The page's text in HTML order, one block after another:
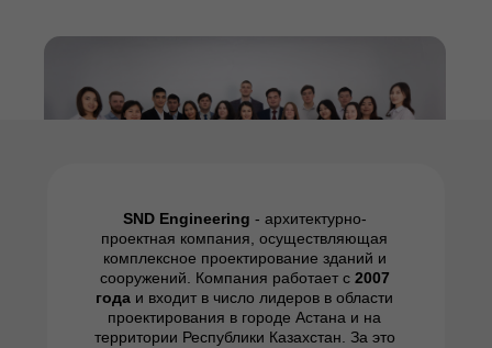
SND Engineering - архитектурно-
проектная компания, осуществляющая
комплексное проектирование зданий и
сооружений. Компания работает с 2007
года и входит в число лидеров в области
проектирования в городе Астана и на
территории Республики Казахстан. За это